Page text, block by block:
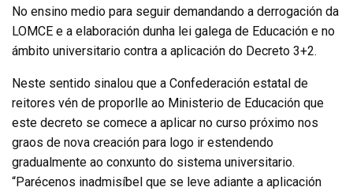
No ensino medio para seguir demandando a derrogación da
LOMCE e a elaboración dunha lei galega de Educación e no
ámbito universitario contra a aplicación do Decreto 3+2.
Neste sentido sinalou que a Confederación estatal de
reitores vén de proporlle ao Ministerio de Educación que
este decreto se comece a aplicar no curso próximo nos
graos de nova creación para logo ir estendendo
gradualmente ao conxunto do sistema universitario.
“Parécenos inadmisíbel que se leve adiante a aplicación